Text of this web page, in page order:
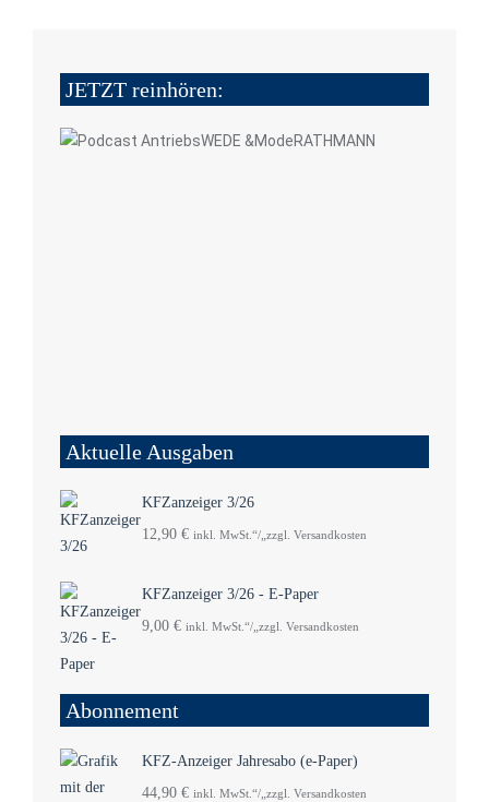
JETZT reinhören:
Aktuelle Ausgaben
KFZanzeiger 3/26
12,90 € inkl. MwSt.“/„zzgl. Versandkosten
KFZanzeiger 3/26 - E-Paper
9,00 € inkl. MwSt.“/„zzgl. Versandkosten
Abonnement
KFZ-Anzeiger Jahresabo (e-Paper)
44,90 € inkl. MwSt.“/„zzgl. Versandkosten